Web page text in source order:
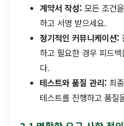
계약서 작성: 모든 조건
하고 서명 받으세요.
정기적인 커뮤니케이션:
하고 필요한 경우 피드
다.
테스트와 품질 관리: 최
테스트를 진행하고 품질